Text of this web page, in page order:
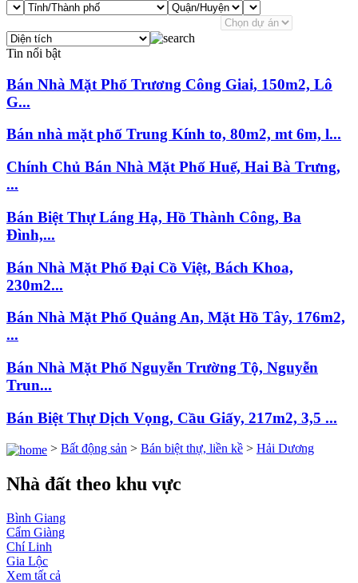
Tin nổi bật
Bán Nhà Mặt Phố Trương Công Giai, 150m2, Lô
G...
Bán nhà mặt phố Trung Kính to, 80m2, mt 6m, l...
Chính Chủ Bán Nhà Mặt Phố Huế, Hai Bà Trưng,
...
Bán Biệt Thự Láng Hạ, Hồ Thành Công, Ba
Đình,...
Bán Nhà Mặt Phố Đại Cồ Việt, Bách Khoa,
230m2...
Bán Nhà Mặt Phố Quảng An, Mặt Hồ Tây, 176m2,
...
Bán Nhà Mặt Phố Nguyễn Trường Tộ, Nguyễn
Trun...
Bán Biệt Thự Dịch Vọng, Cầu Giấy, 217m2, 3,5 ...
> Bất động sản > Bán biệt thự, liền kề > Hải Dương
Nhà đất theo khu vực
Bình Giang
Cẩm Giàng
Chí Linh
Gia Lộc
Xem tất cả